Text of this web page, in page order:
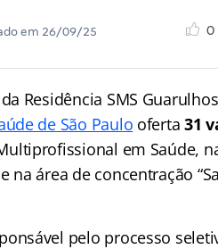
em 26/09/25
0
Residência SMS
de São Paulo oferta 31
em Saúde,
na área de concentração
pelo processo